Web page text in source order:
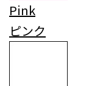
Pink
ピンク